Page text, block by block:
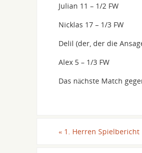
Julian 11 – 1/2 FW
Nicklas 17 – 1/3 FW
Delil (der, der die
Alex 5 – 1/3 FW
Das nächste Match
« 1. Herren Spielbericht